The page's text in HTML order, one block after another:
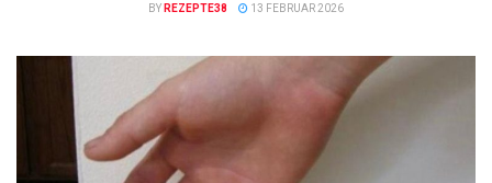
BY REZEPTE38 13 FEBRUAR 2026